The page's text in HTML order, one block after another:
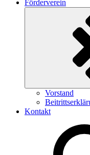
Förderverein
Vorstand
Kontakt